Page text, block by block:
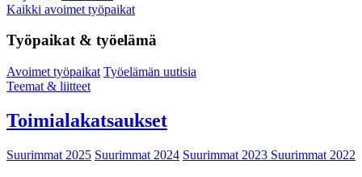
Kaikki avoimet työpaikat
Työpaikat & työelämä
Avoimet työpaikat Työelämän uutisia
Teemat & liitteet
Toimialakatsaukset
Suurimmat 2025 Suurimmat 2024 Suurimmat 2023 Suurimmat 2022